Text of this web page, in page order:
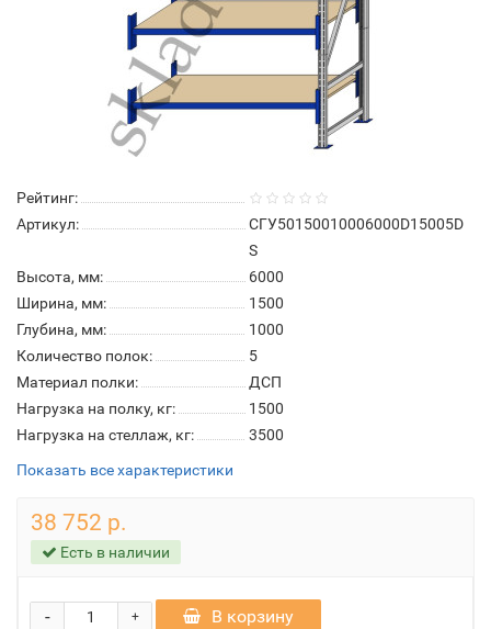
Рейтинг:
Артикул:
СГУ50150010006000D15005D
S
Высота, мм:
6000
Ширина, мм:
1500
Глубина, мм:
1000
Количество полок:
5
Материал полки:
ДСП
Нагрузка на полку, кг:
1500
Нагрузка на стеллаж, кг:
3500
Показать все характеристики
38 752 р.
Есть в наличии
+
- В корзину